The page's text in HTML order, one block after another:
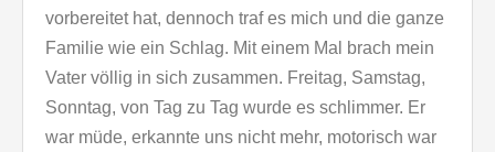
vorbereitet hat, dennoch traf es mich und die ganze
Familie wie ein Schlag. Mit einem Mal brach mein
Vater völlig in sich zusammen. Freitag, Samstag,
Sonntag, von Tag zu Tag wurde es schlimmer. Er
war müde, erkannte uns nicht mehr, motorisch war